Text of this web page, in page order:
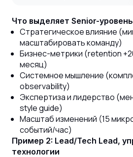
Что выделяет Senior-
Стратегическое влияние
масштабировать команду)
Бизнес-метрики (retention
месяц)
Системное мышление
observability)
Экспертиза и лидерство
style guide)
Масштаб изменений (15
событий/час)
Пример 2: Lead/Tech Lead,
технологии